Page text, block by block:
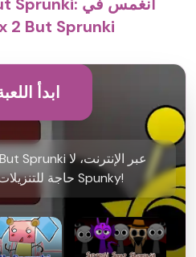
2 But Sprunki
ابدأ
حاجة للتنزيلات على موقع ألعاب Spunky!